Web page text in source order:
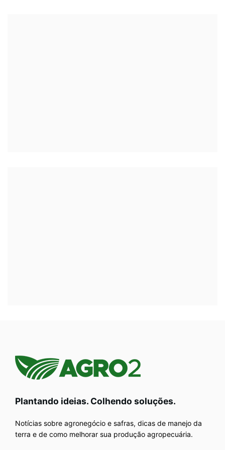
Plantando ideias. Colhendo soluções.
Notícias sobre agronegócio e safras, dicas de manejo da
terra e de como melhorar sua produção agropecuária.